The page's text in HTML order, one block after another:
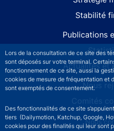
Lors de la consultation de ce site des
sont déposés sur votre terminal.
fonctionnement de ce site, aussi la
cookies de mesure de fréquentation et
sont exemptés de consentement.
Des fonctionnalités de ce site
tiers (Dailymotion, Katchup, Google,
cookies pour des finalités qui leur sont
Stabilité
Publications
Actualités et
Nous
Comités
Footer secondary menu
Nous